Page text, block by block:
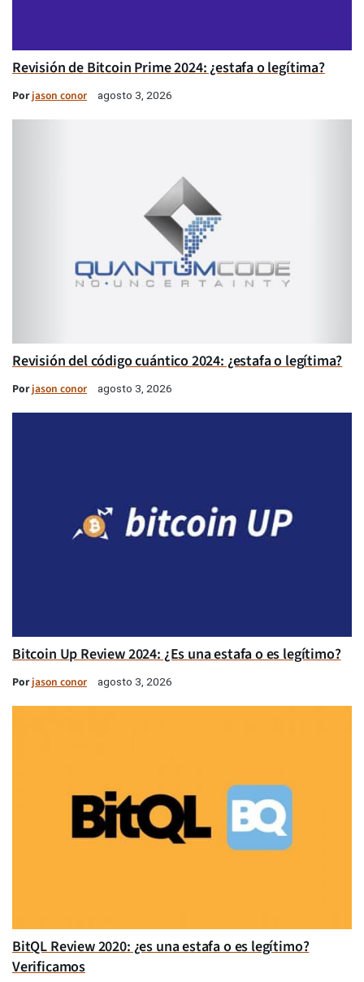
Revisión de Bitcoin Prime 2024: ¿estafa o legítima?
Porjason conor agosto 3, 2026
Revisión del código cuántico 2024: ¿estafa o legítima?
Porjason conor agosto 3, 2026
Bitcoin Up Review 2024: ¿Es una estafa o es legítimo?
Porjason conor agosto 3, 2026
BitQL Review 2020: ¿es una estafa o es legítimo?
Verificamos